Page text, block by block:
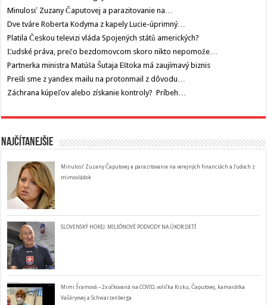
Minulosť Zuzany Čaputovej a parazitovanie na…
Dve tváre Roberta Kodyma z kapely Lucie-úprimný…
Platila Českou televizi vláda Spojených států amerických?
Ľudské práva, prečo bezdomovcom skoro nikto nepomože…
Partnerka ministra Matúša Šutaja Eštoka má zaujímavý biznis
Prešli sme z yandex mailu na protonmail z dôvodu…
Záchrana kúpeľov alebo získanie kontroly? Príbeh…
Najčítanejšie
Minulosť Zuzany Čaputovej a parazitovanie na verejných financiách a ľudoch z
mimovládok
SLOVENSKÝ HOKEJ: MILIÓNOVÉ PODVODY NA ÚKOR DETÍ
Mimi Šramová – 2x očkovaná na COVID, volička Kisku, Čaputovej, kamarátka
Vašáryovej a Schwarzenberga